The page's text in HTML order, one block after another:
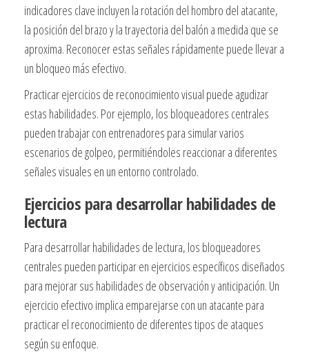
indicadores clave incluyen la rotación del hombro del atacante,
la posición del brazo y la trayectoria del balón a medida que se
aproxima. Reconocer estas señales rápidamente puede llevar a
un bloqueo más efectivo.
Practicar ejercicios de reconocimiento visual puede agudizar
estas habilidades. Por ejemplo, los bloqueadores centrales
pueden trabajar con entrenadores para simular varios
escenarios de golpeo, permitiéndoles reaccionar a diferentes
señales visuales en un entorno controlado.
Ejercicios para desarrollar habilidades de
lectura
Para desarrollar habilidades de lectura, los bloqueadores
centrales pueden participar en ejercicios específicos diseñados
para mejorar sus habilidades de observación y anticipación. Un
ejercicio efectivo implica emparejarse con un atacante para
practicar el reconocimiento de diferentes tipos de ataques
según su enfoque.